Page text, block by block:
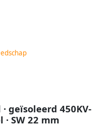
geïsoleerd 450KV-
SW 22 mm